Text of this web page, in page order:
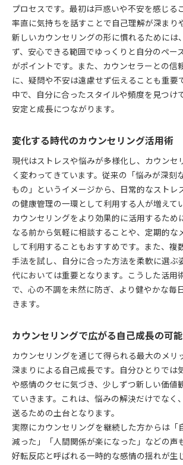
プロセスです。最初は戸惑いや不安を感じる
率直に気持ちを話すことで自己理解が深まり
新しいカウンセリングの形に慣れるためには
ず、安心できる範囲でゆっくりと自分のペー
がポイントです。また、カウンセラーとの信
に、疑問や不安は遠慮せず伝えることも重要
中で、自分に合ったスタイルや頻度を見つけ
安定と成長につながります。
変化する時代のカウンセリング活用術
現代はストレスや悩みが多様化し、カウンセ
く変わってきています。従来の「悩みが深刻
もの」というイメージから、日常的なストレ
の健康管理の一環として利用する人が増えて
カウンセリングをより効果的に活用するため
なる前から気軽に相談することや、定期的な
して利用することもおすすめです。また、複
手法を試し、自分に合った方法を柔軟に選ぶ
代においては重要となります。こうした活用
で、心の不調を未然に防ぎ、より健やかな毎
きます。
カウンセリングで広がる自己成長の可
カウンセリングを通じて得られる最大のメリ
深まりによる自己成長です。自分ひとりでは
や感情のクセに気づき、少しずつ新しい価値
ていきます。これは、悩みの解決だけでなく
送るための土台となります。
実際にカウンセリングを継続した方からは「
減った」「人間関係が楽になった」などの声
好転反応と呼ばれる一時的な感情の揺れが生